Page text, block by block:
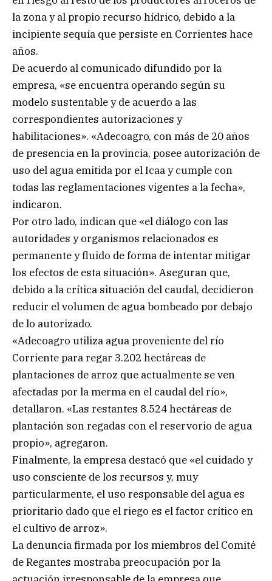
la zona y al propio recurso hídrico, debido a la
incipiente sequía que persiste en Corrientes hace
años.
De acuerdo al comunicado difundido por la
empresa, «se encuentra operando según su
modelo sustentable y de acuerdo a las
correspondientes autorizaciones y
habilitaciones». «Adecoagro, con más de 20 años
de presencia en la provincia, posee autorización de
uso del agua emitida por el Icaa y cumple con
todas las reglamentaciones vigentes a la fecha»,
indicaron.
Por otro lado, indican que «el diálogo con las
autoridades y organismos relacionados es
permanente y fluido de forma de intentar mitigar
los efectos de esta situación». Aseguran que,
debido a la crítica situación del caudal, decidieron
reducir el volumen de agua bombeado por debajo
de lo autorizado.
«Adecoagro utiliza agua proveniente del río
Corriente para regar 3.202 hectáreas de
plantaciones de arroz que actualmente se ven
afectadas por la merma en el caudal del río»,
detallaron. «Las restantes 8.524 hectáreas de
plantación son regadas con el reservorio de agua
propio», agregaron.
Finalmente, la empresa destacó que «el cuidado y
uso consciente de los recursos y, muy
particularmente, el uso responsable del agua es
prioritario dado que el riego es el factor crítico en
el cultivo de arroz».
La denuncia firmada por los miembros del Comité
de Regantes mostraba preocupación por la